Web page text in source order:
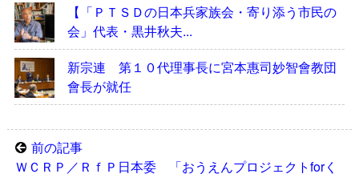
【「ＰＴＳＤの日本兵家族会・寄り添う市民の
会」代表・黒井秋夫...
新宗連 第１０代理事長に宮本惠司妙智會教団
會長が就任
前の記事
ＷＣＲＰ／ＲｆＰ日本委 「おうえんプロジェクトforく